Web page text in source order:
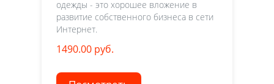
одежды - это хорошее вложение в
развитие собственного бизнеса в сети
Интернет.
1490.00 руб.